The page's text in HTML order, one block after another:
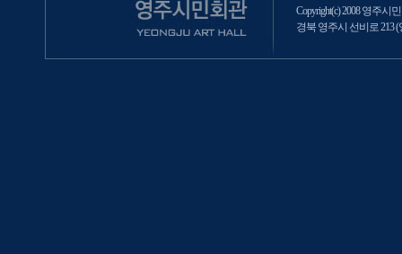
Copyright(c) 2008 영주시
경북 영주시 선비로 213 (